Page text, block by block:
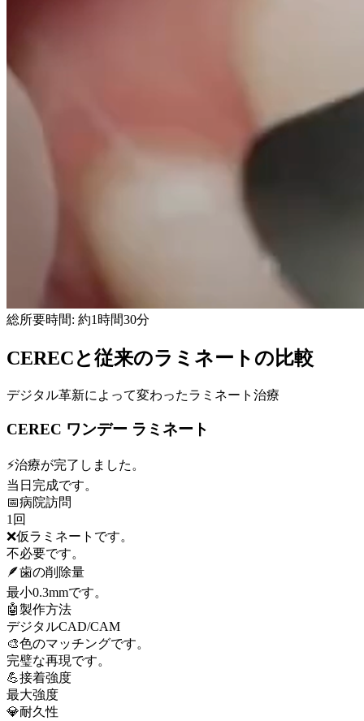
総所要時間: 約1時間30分
CERECと従来のラミネートの比較
デジタル革新によって変わったラミネート治療
CEREC ワンデー ラミネート
⚡治療が完了しました。
当日完成です。
📅病院訪問
1回
❌仮ラミネートです。
不必要です。
🪶歯の削除量
最小0.3mmです。
🤖製作方法
デジタルCAD/CAM
🎨色のマッチングです。
完璧な再現です。
💪接着強度
最大強度
💎耐久性